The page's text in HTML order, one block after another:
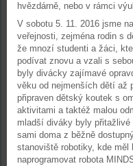
hvězdárně, nebo v rámci
V sobotu 5. 11. 2016 jsme
veřejnosti, zejména rodin s
že mnozí studenti a žáci,
podívat znovu a vzali s
byly divácky zajímavé
věku od nejmenších dětí až
připraven dětský koutek s
aktivitami a taktéž malou
mladší diváky byly
sami doma z běžně
stanoviště robotiky, kde
naprogramovat robota